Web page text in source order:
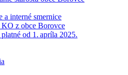
a interné smernice
z obce Borovce
od 1. apríla 2025.